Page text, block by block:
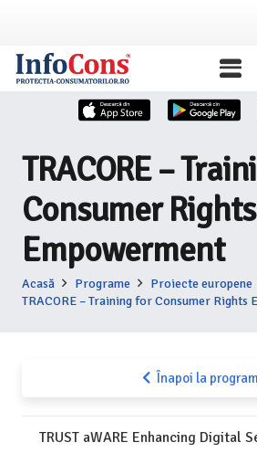
TRACORE –
Consumer Rights
Empowerment
Acasă Programe
Proiecte europene
TRACORE – Training for Consumer Rights
Înapoi la
TRUST aWARE Enhancing Digital